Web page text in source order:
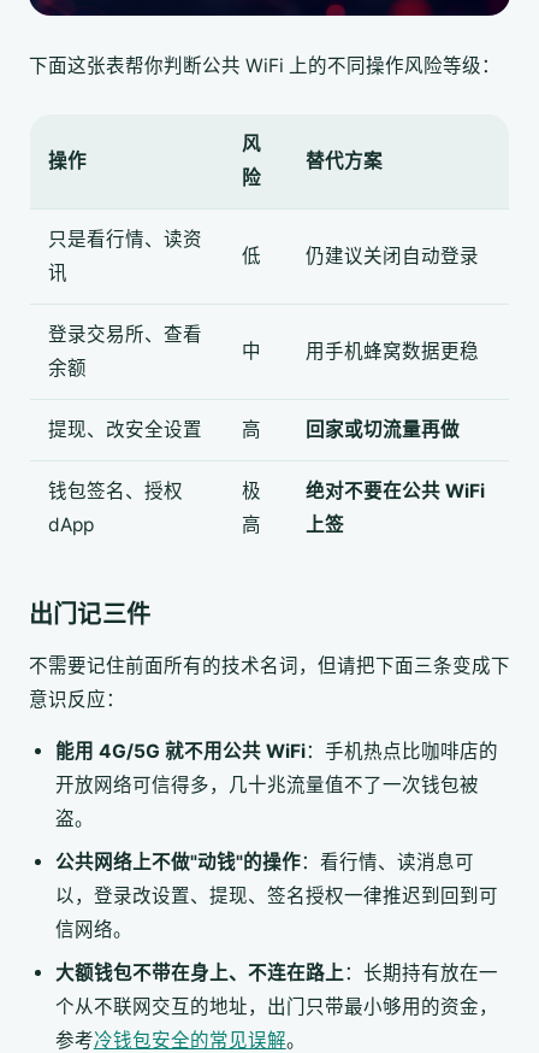
下面这张表帮你判断公共 WiFi 上的不同操作风险等级：
操作
风
险
替代方案
只是看行情、读资
讯
低 仍建议关闭自动登录
登录交易所、查看
余额
中 用手机蜂窝数据更稳
提现、改安全设置 高 回家或切流量再做
钱包签名、授权
dApp
极
高
绝对不要在公共 WiFi
上签
出门记三件
不需要记住前面所有的技术名词，但请把下面三条变成下
意识反应：
能用 4G/5G 就不用公共 WiFi：手机热点比咖啡店的
开放网络可信得多，几十兆流量值不了一次钱包被
盗。
公共网络上不做"动钱"的操作：看行情、读消息可
以，登录改设置、提现、签名授权一律推迟到回到可
信网络。
大额钱包不带在身上、不连在路上：长期持有放在一
个从不联网交互的地址，出门只带最小够用的资金，
参考冷钱包安全的常见误解。